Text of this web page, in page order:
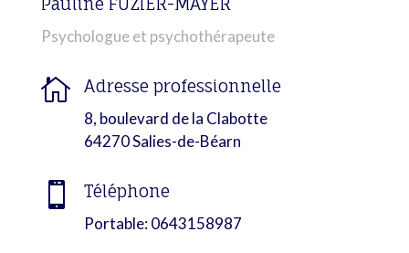
Psychologue et psychothérapeute
 Adresse professionnelle
8, boulevard de la Clabotte
64270 Salies-de-Béarn
 Téléphone
Portable: 0643158987